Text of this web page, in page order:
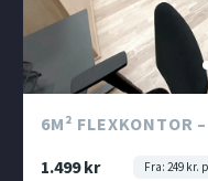
‍‍‍6M² FLEXKONTOR
1.499 kr Fra: 249 kr.